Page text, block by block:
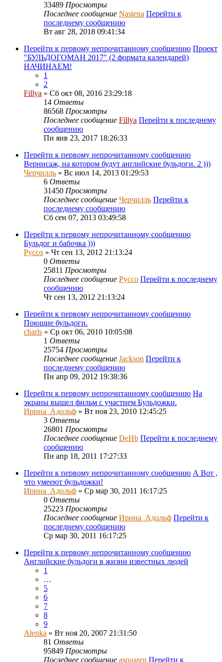
33489 Просмотры
Последнее сообщение Nastena Перейти к
последнему сообщению
Вт авг 28, 2018 09:41:34
Перейти к первому непрочитанному сообщению Проект
"БУЛЬДОГОМАН 2017" (2 формата календарей)
НАЧИНАЕМ!
1
2
Fillya » Сб окт 08, 2016 23:29:18
14 Ответы
86568 Просмотры
Последнее сообщение Fillya Перейти к последнему
сообщению
Пн янв 23, 2017 18:26:33
Перейти к первому непрочитанному сообщению
Вернисаж, на котором будут английские бульдоги. 2 )))
Черчилль » Вс июл 14, 2013 01:29:53
6 Ответы
31450 Просмотры
Последнее сообщение Черчилль Перейти к
последнему сообщению
Сб сен 07, 2013 03:49:58
Перейти к первому непрочитанному сообщению
Бульдог и бабочка )))
Руссо » Чт сен 13, 2012 21:13:24
0 Ответы
25811 Просмотры
Последнее сообщение Руссо Перейти к последнему
сообщению
Чт сен 13, 2012 21:13:24
Перейти к первому непрочитанному сообщению
Поющие бульдоги.
charls » Ср окт 06, 2010 10:05:08
1 Ответы
25754 Просмотры
Последнее сообщение Jackson Перейти к
последнему сообщению
Пн апр 09, 2012 19:38:36
Перейти к первому непрочитанному сообщению На
экраны вышел фильм с участием Бульдожки.
Ирина_Адольф » Вт ноя 23, 2010 12:45:25
3 Ответы
26801 Просмотры
Последнее сообщение DeHb Перейти к последнему
сообщению
Пн апр 18, 2011 17:27:33
Перейти к первому непрочитанному сообщению А Вот ,
что умееют бульдожки!
Ирина_Адольф » Ср мар 30, 2011 16:17:25
0 Ответы
25223 Просмотры
Последнее сообщение Ирина_Адольф Перейти к
последнему сообщению
Ср мар 30, 2011 16:17:25
Перейти к первому непрочитанному сообщению
Английские бульдоги в жизни известных людей
1
…
5
6
7
8
9
Alenka » Вт ноя 20, 2007 21:31:50
81 Ответы
95849 Просмотры
Последнее сообщение asquaren Перейти к